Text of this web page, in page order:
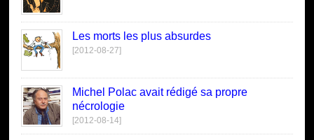
Les morts les plus absurdes
[2012-08-27]
Michel Polac avait rédigé sa propre
nécrologie
[2012-08-14]